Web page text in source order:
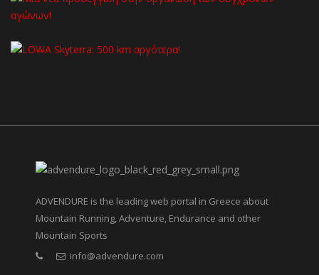
ADVENDURE is the leading web portal in Greece about
Mountain Running, Adventure, Endurance and other
Mountain Sports
info@advendure.com